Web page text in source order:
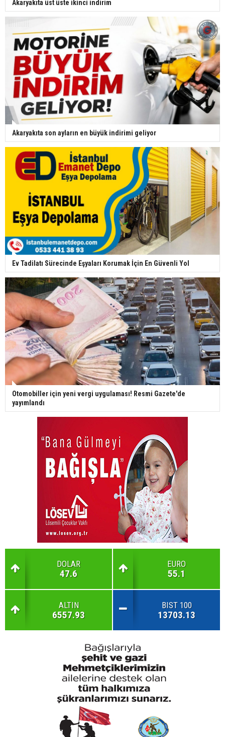
Akaryakıta üst üste ikinci indirim
Akaryakıta son ayların en büyük indirimi geliyor
Ev Tadilatı Sürecinde Eşyaları Korumak İçin En Güvenli Yol
Otomobiller için yeni vergi uygulaması! Resmi Gazete'de
yayımlandı
DOLAR
47.6
EURO
55.1
ALTIN
6557.93
BIST 100
13703.13